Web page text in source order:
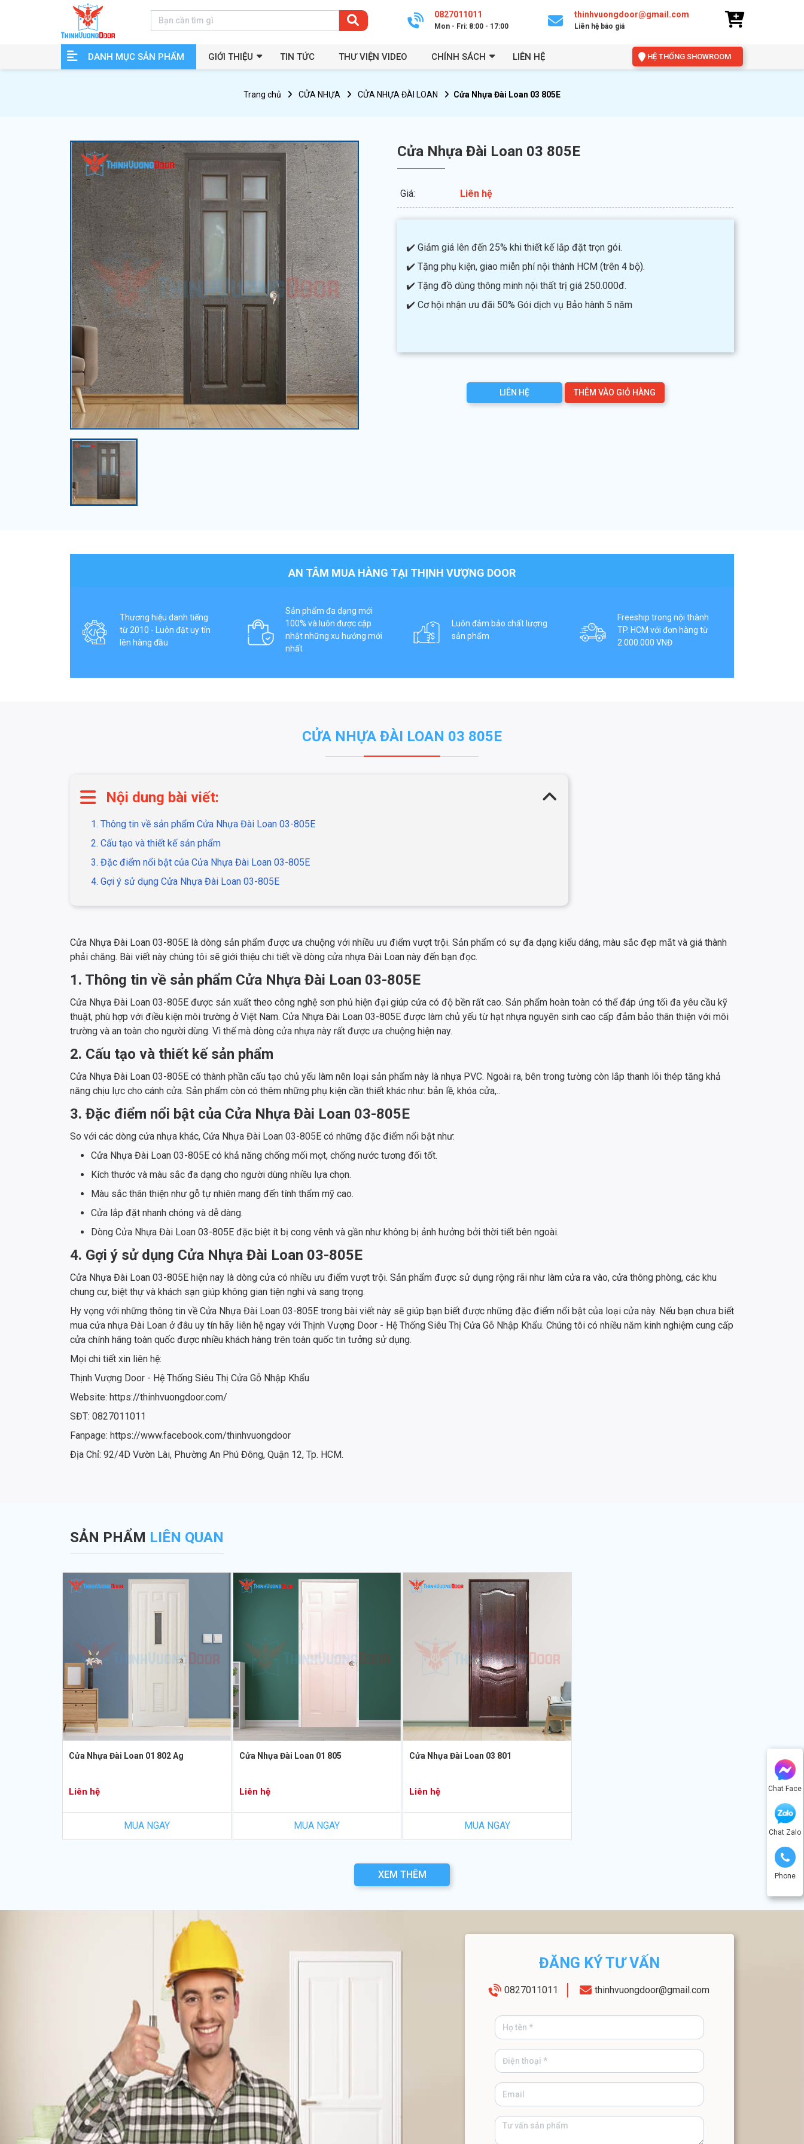
0827011011
Mon - Fri: 8:00 - 17:00
thinhvuongdoor@gmail.com
Liên hệ báo giá
DANH MỤC SẢN PHẨM GIỚI THIỆU TIN TỨC THƯ VIỆN VIDEO CHÍNH SÁCH LIÊN HỆ HỆ THỐNG SHOWROOM
Chat Face
Chat Zalo
Phone
Trang chủ CỬA NHỰA CỬA NHỰA ĐÀI LOAN Cửa Nhựa Đài Loan 03 805E
Cửa Nhựa Đài Loan 03 805E
Giá: Liên hệ
✔️ Giảm giá lên đến 25% khi thiết kế lắp đặt trọn gói.
✔️ Tặng phụ kiện, giao miễn phí nội thành HCM (trên 4 bộ).
✔️ Tặng đồ dùng thông minh nội thất trị giá 250.000đ.
✔️ Cơ hội nhận ưu đãi 50% Gói dịch vụ Bảo hành 5 năm
LIÊN HỆ THÊM VÀO GIỎ HÀNG
AN TÂM MUA HÀNG TẠI THỊNH VƯỢNG DOOR
Thương hiệu danh tiếng
từ 2010 - Luôn đặt uy tín
lên hàng đầu
Sản phẩm đa dạng mới
100% và luôn được cập
nhật những xu hướng mới
nhất
Luôn đảm bảo chất lượng
sản phẩm
Freeship trong nội thành
TP. HCM với đơn hàng từ
2.000.000 VNĐ
CỬA NHỰA ĐÀI LOAN 03 805E
Nội dung bài viết:
1. Thông tin về sản phẩm Cửa Nhựa Đài Loan 03-805E
2. Cấu tạo và thiết kế sản phẩm
3. Đặc điểm nổi bật của Cửa Nhựa Đài Loan 03-805E
4. Gợi ý sử dụng Cửa Nhựa Đài Loan 03-805E
Cửa Nhựa Đài Loan 03-805E là dòng sản phẩm được ưa chuộng với nhiều ưu điểm vượt trội. Sản phẩm có sự đa dạng kiểu dáng, màu sắc đẹp mắt và giá thành
phải chăng. Bài viết này chúng tôi sẽ giới thiệu chi tiết về dòng cửa nhựa Đài Loan này đến bạn đọc.
1. Thông tin về sản phẩm Cửa Nhựa Đài Loan 03-805E
Cửa Nhựa Đài Loan 03-805E được sản xuất theo công nghệ sơn phủ hiện đại giúp cửa có độ bền rất cao. Sản phẩm hoàn toàn có thể đáp ứng tối đa yêu cầu kỹ
thuật, phù hợp với điều kiện môi trường ở Việt Nam. Cửa Nhựa Đài Loan 03-805E được làm chủ yếu từ hạt nhựa nguyên sinh cao cấp đảm bảo thân thiện với môi
trường và an toàn cho người dùng. Vì thế mà dòng cửa nhựa này rất được ưa chuộng hiện nay.
2. Cấu tạo và thiết kế sản phẩm
Cửa Nhựa Đài Loan 03-805E có thành phần cấu tạo chủ yếu làm nên loại sản phẩm này là nhựa PVC. Ngoài ra, bên trong tường còn lắp thanh lõi thép tăng khả
năng chịu lực cho cánh cửa. Sản phẩm còn có thêm những phụ kiện cần thiết khác như: bản lề, khóa cửa,..
3. Đặc điểm nổi bật của Cửa Nhựa Đài Loan 03-805E
So với các dòng cửa nhựa khác, Cửa Nhựa Đài Loan 03-805E có những đặc điểm nổi bật như:
Cửa Nhựa Đài Loan 03-805E có khả năng chống mối mọt, chống nước tương đối tốt.
Kích thước và màu sắc đa dạng cho người dùng nhiều lựa chọn.
Màu sắc thân thiện như gỗ tự nhiên mang đến tính thẩm mỹ cao.
Cửa lắp đặt nhanh chóng và dễ dàng.
Dòng Cửa Nhựa Đài Loan 03-805E đặc biệt ít bị cong vênh và gần như không bị ảnh hưởng bởi thời tiết bên ngoài.
4. Gợi ý sử dụng Cửa Nhựa Đài Loan 03-805E
Cửa Nhựa Đài Loan 03-805E hiện nay là dòng cửa có nhiều ưu điểm vượt trội. Sản phẩm được sử dụng rộng rãi như làm cửa ra vào, cửa thông phòng, các khu
chung cư, biệt thự và khách sạn giúp không gian tiện nghi và sang trọng.
Hy vọng với những thông tin về Cửa Nhựa Đài Loan 03-805E trong bài viết này sẽ giúp bạn biết được những đặc điểm nổi bật của loại cửa này. Nếu bạn chưa biết
mua cửa nhựa Đài Loan ở đâu uy tín hãy liên hệ ngay với Thịnh Vượng Door - Hệ Thống Siêu Thị Cửa Gỗ Nhập Khẩu. Chúng tôi có nhiều năm kinh nghiệm cung cấp
cửa chính hãng toàn quốc được nhiều khách hàng trên toàn quốc tin tưởng sử dụng.
Mọi chi tiết xin liên hệ:
Thịnh Vượng Door - Hệ Thống Siêu Thị Cửa Gỗ Nhập Khẩu
Website: https://thinhvuongdoor.com/
SĐT: 0827011011
Fanpage: https://www.facebook.com/thinhvuongdoor
Địa Chỉ: 92/4D Vườn Lài, Phường An Phú Đông, Quận 12, Tp. HCM.
SẢN PHẨM LIÊN QUAN
Cửa Nhựa Đài Loan 01 802 Ag
Liên hệ
MUA NGAY
Cửa Nhựa Đài Loan 01 805
Liên hệ
MUA NGAY
Cửa Nhựa Đài Loan 03 801
Liên hệ
MUA NGAY
XEM THÊM
ĐĂNG KÝ TƯ VẤN
0827011011 thinhvuongdoor@gmail.com